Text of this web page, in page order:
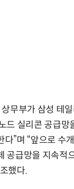
상무부가 삼성 테
드 실리콘 공급망
다”며 “앞으로 수
공급망을 지속적
했다.